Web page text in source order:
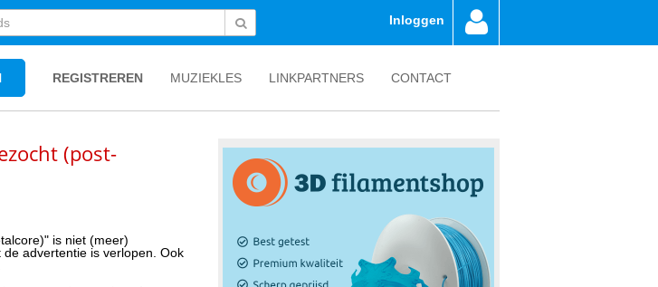
Inloggen
REGISTREREN MUZIEKLES LINKPARTNERS CONTACT
(post-
is niet (meer)
advertentie is verlopen. Ook